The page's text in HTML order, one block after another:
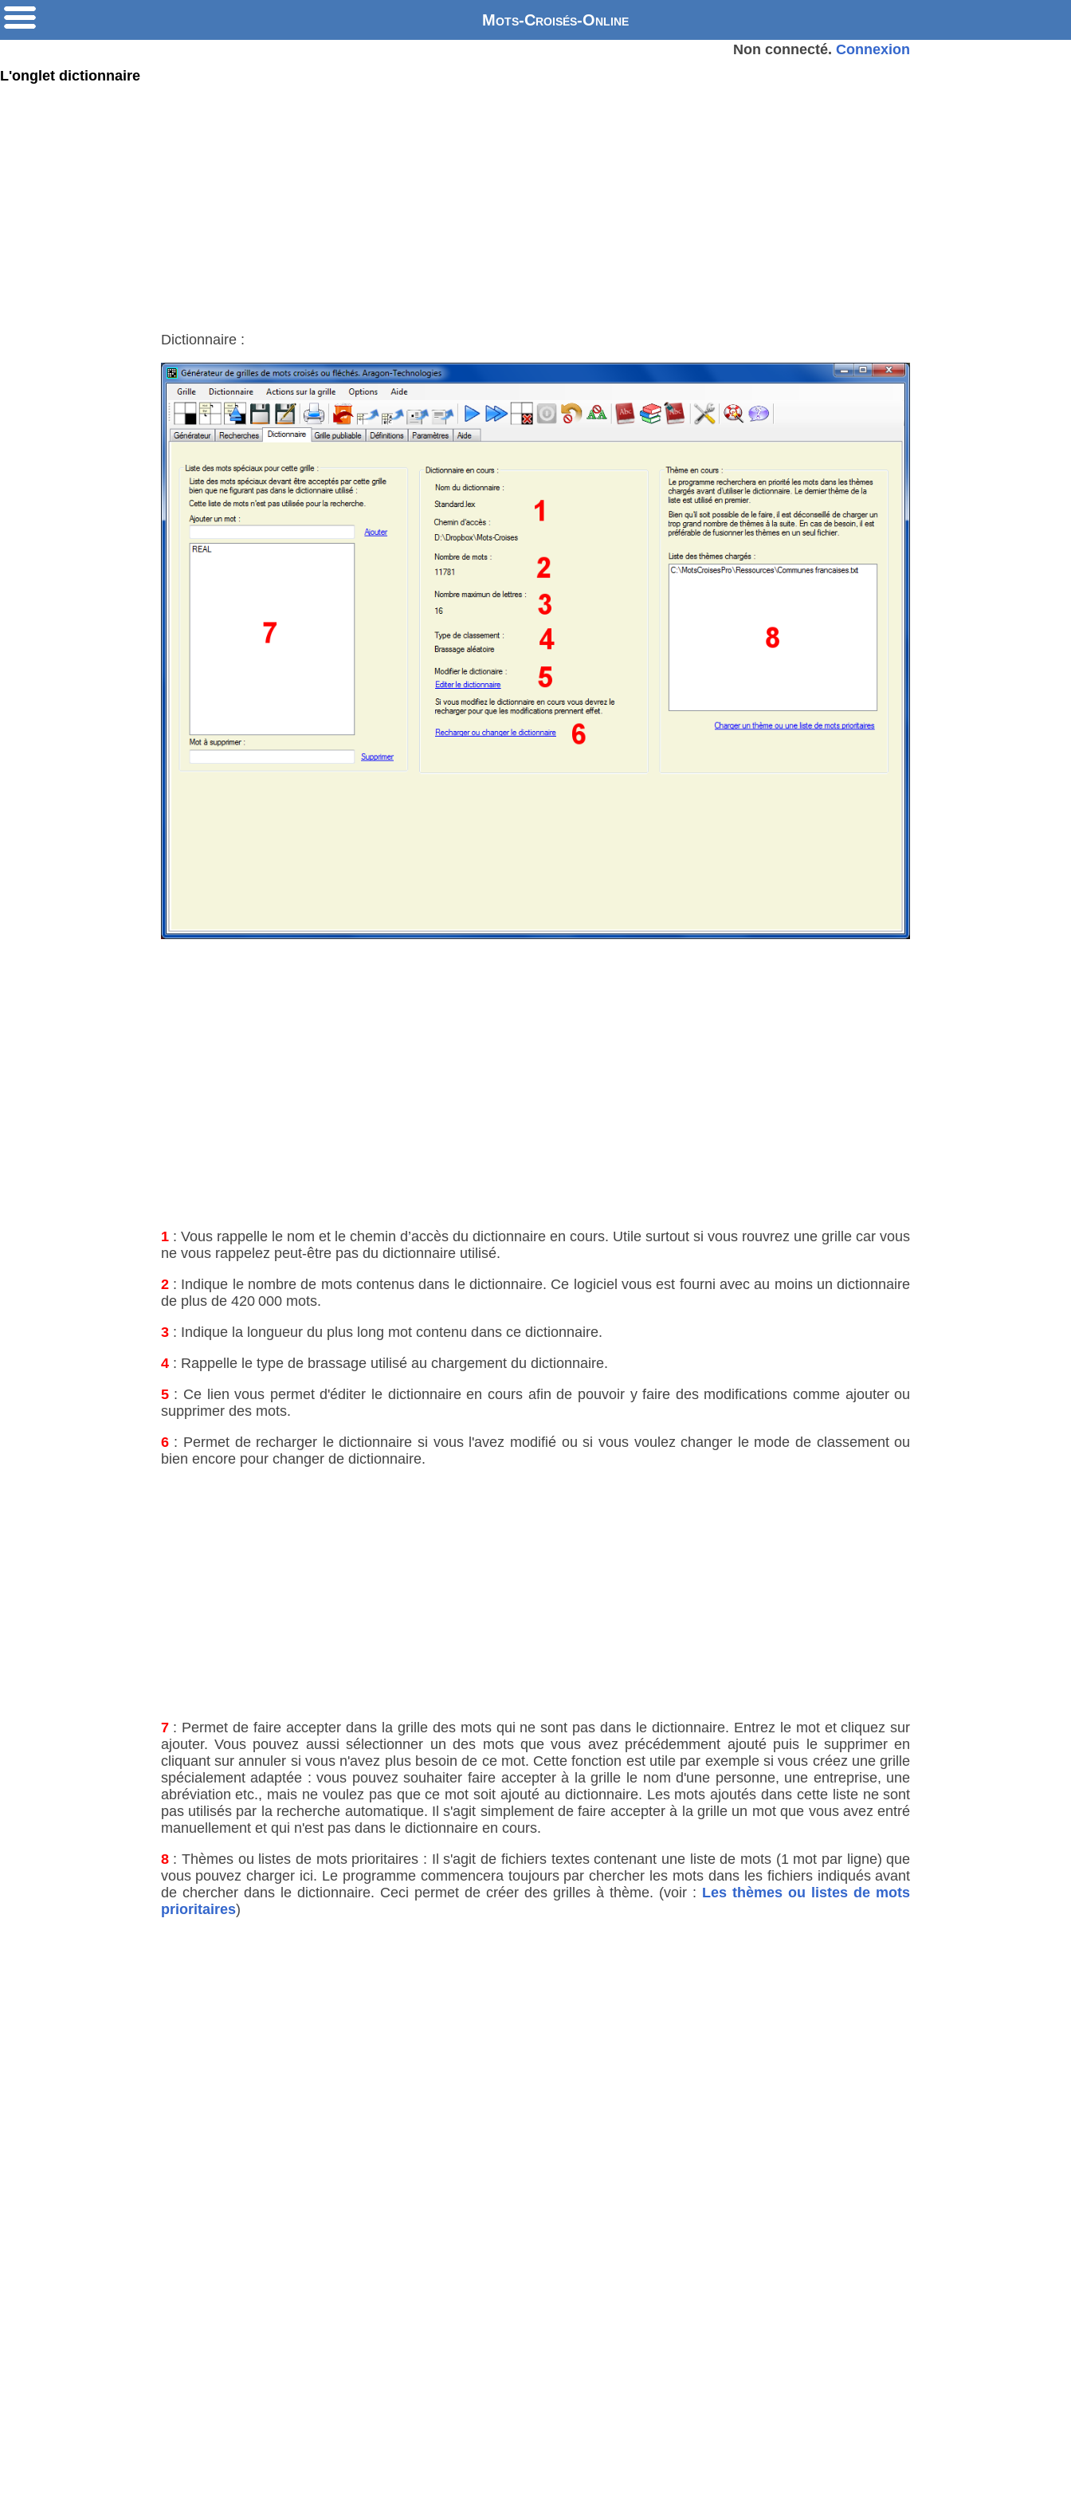
Mots-Croisés-Online
Non connecté.Connexion
L'onglet dictionnaire
Dictionnaire :
1: Vous rappelle le nom et le chemin d’accès du dictionnaire en cours. Utile surtout si vous rouvrez une grille car vous
ne vous rappelez peut‑être pas du dictionnaire utilisé.
2: Indique le nombre de mots contenus dans le dictionnaire. Ce logiciel vous est fourni avec au moins un dictionnaire
de plus de 420 000 mots.
3: Indique la longueur du plus long mot contenu dans ce dictionnaire.
4: Rappelle le type de brassage utilisé au chargement du dictionnaire.
5: Ce lien vous permet d'éditer le dictionnaire en cours afin de pouvoir y faire des modifications comme ajouter ou
supprimer des mots.
6: Permet de recharger le dictionnaire si vous l'avez modifié ou si vous voulez changer le mode de classement ou
bien encore pour changer de dictionnaire.
7: Permet de faire accepter dans la grille des mots qui ne sont pas dans le dictionnaire. Entrez le mot et cliquez sur
ajouter. Vous pouvez aussi sélectionner un des mots que vous avez précédemment ajouté puis le supprimer en
cliquant sur annuler si vous n'avez plus besoin de ce mot. Cette fonction est utile par exemple si vous créez une grille
spécialement adaptée : vous pouvez souhaiter faire accepter à la grille le nom d'une personne, une entreprise, une
abréviation etc., mais ne voulez pas que ce mot soit ajouté au dictionnaire. Les mots ajoutés dans cette liste ne sont
pas utilisés par la recherche automatique. Il s'agit simplement de faire accepter à la grille un mot que vous avez entré
manuellement et qui n'est pas dans le dictionnaire en cours.
8: Thèmes ou listes de mots prioritaires : Il s'agit de fichiers textes contenant une liste de mots (1 mot par ligne) que
vous pouvez charger ici. Le programme commencera toujours par chercher les mots dans les fichiers indiqués avant
de chercher dans le dictionnaire. Ceci permet de créer des grilles à thème. (voir : Les thèmes ou listes de mots
prioritaires)